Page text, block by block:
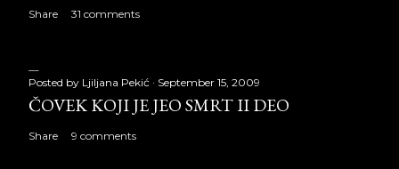
Share 31 comments
Posted by Ljiljana Pekić September 15, 2009
ČOVEK KOJI JE JEO SMRT II DEO
Share 9 comments